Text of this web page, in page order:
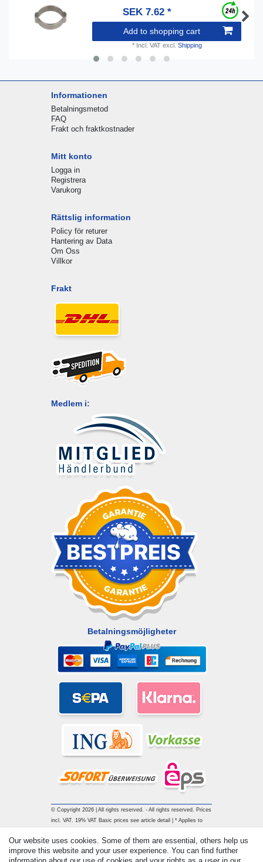
SEK 7.62 *
Add to shopping cart
* Incl. VATexcl. Shipping
Informationen
Betalningsmetod
FAQ
Frakt och fraktkostnader
Mitt konto
Logga in
Registrera
Varukorg
Rättslig information
Policy för returer
Hantering av Data
Om Oss
Villkor
Frakt
Medlem i:
Betalningsmöjligheter
© Copyright 2026 | All rights reserved. - All rights reserved. Prices
incl. VAT. 19% VAT Basic prices see article detail | * Applies to
Our website uses cookies. Some of them are essential, others help us
improve this website and your user experience. You can find further